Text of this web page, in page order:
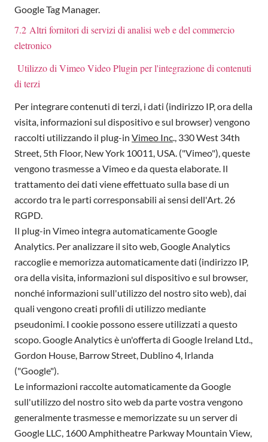
Google Tag Manager.
7.2 Altri fornitori di servizi di analisi web e del commercio
eletronico
Utilizzo di Vimeo Video Plugin per l'integrazione di contenuti
di terzi
Per integrare contenuti di terzi, i dati (indirizzo IP, ora della
visita, informazioni sul dispositivo e sul browser) vengono
raccolti utilizzando il plug-in Vimeo Inc., 330 West 34th
Street, 5th Floor, New York 10011, USA. ("Vimeo"), queste
vengono trasmesse a Vimeo e da questa elaborate. Il
trattamento dei dati viene effettuato sulla base di un
accordo tra le parti corresponsabili ai sensi dell'Art. 26
RGPD.
Il plug-in Vimeo integra automaticamente Google
Analytics. Per analizzare il sito web, Google Analytics
raccoglie e memorizza automaticamente dati (indirizzo IP,
ora della visita, informazioni sul dispositivo e sul browser,
nonché informazioni sull'utilizzo del nostro sito web), dai
quali vengono creati profili di utilizzo mediante
pseudonimi. I cookie possono essere utilizzati a questo
scopo. Google Analytics è un'offerta di Google Ireland Ltd.,
Gordon House, Barrow Street, Dublino 4, Irlanda
("Google").
Le informazioni raccolte automaticamente da Google
sull'utilizzo del nostro sito web da parte vostra vengono
generalmente trasmesse e memorizzate su un server di
Google LLC, 1600 Amphitheatre Parkway Mountain View,